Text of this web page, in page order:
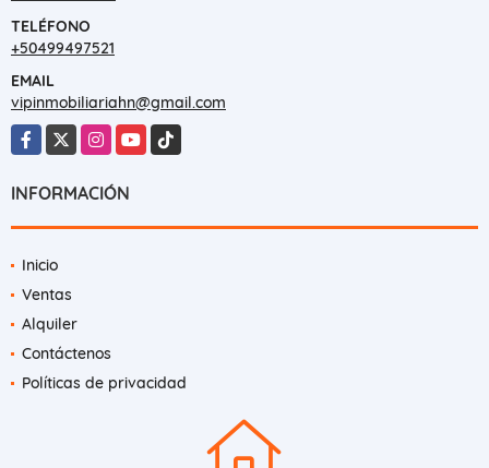
TELÉFONO
+50499497521
EMAIL
vipinmobiliariahn@gmail.com
Facebook
X InstagramYouTubeTikTok
INFORMACIÓN
Inicio
Ventas
Alquiler
Contáctenos
Políticas de privacidad